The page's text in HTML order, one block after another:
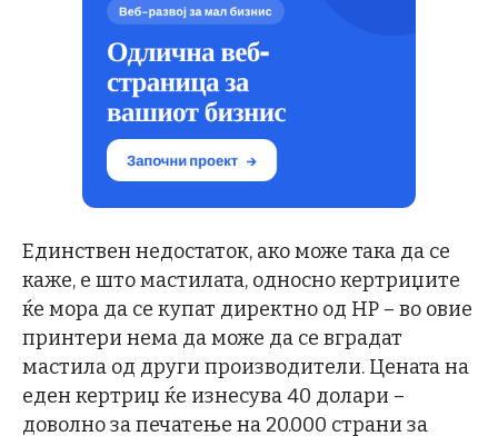
Единствен недостаток, ако може така да се
каже, е што мастилата, односно кертриџите
ќе мора да се купат директно од HP – во овие
принтери нема да може да се вградат
мастила од други производители. Цената на
еден кертриџ ќе изнесува 40 долари –
доволно за печатење на 20.000 страни за